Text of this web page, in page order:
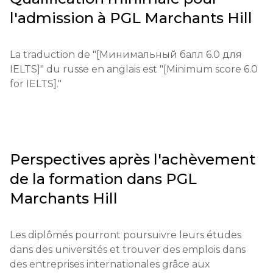
d'un frais d'inscription (généralement d'environ 100
£) et la soumission des documents nécessaires via la
Qualifications éducatives : un diplôme de fin
d'études secondaires ou équivalent, correspondant
au niveau du programme.
de tests.
Exigences pour les étudiants internationaux : un
concernant l'éducation antérieure.
Conditions financières : une preuve de fonds peut
l'admission à PGL Marchants Hill
La traduction de "[Минимальный балл 6.0 для
IELTS]" du russe en anglais est "[Minimum score 6.0
for IELTS]."
Perspectives après l'achèvement
de la formation dans PGL
Marchants Hill
Les diplômés pourront poursuivre leurs études
dans des universités et trouver des emplois dans
des entreprises internationales grâce aux